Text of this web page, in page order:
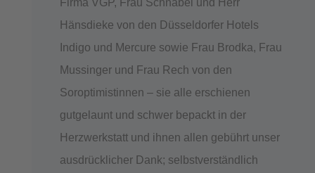
Firma VGP, Frau Schnabel und Herr
Hänsdieke von den Düsseldorfer Hotels
Indigo und Mercure sowie Frau Brodka, Frau
Mussinger und Frau Rech von den
Soroptimistinnen – sie alle erschienen
gutgelaunt und schwer bepackt in der
Herzwerkstatt und ihnen allen gebührt unser
ausdrücklicher Dank; selbstverständlich